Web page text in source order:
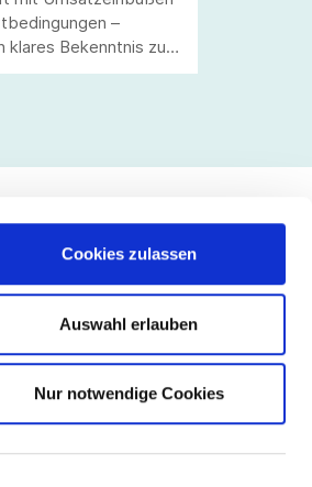
Cookies zulassen
Auswahl erlauben
Nur notwendige Cookies
–
Bekenntnis zu